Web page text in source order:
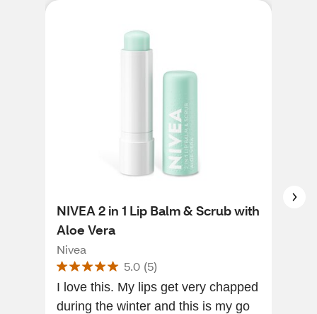
NIVEA 2 in 1 Lip Balm & Scrub with
Aloe Vera
Nivea
5.0 (5)
I love this. My lips get very chapped
during the winter and this is my go